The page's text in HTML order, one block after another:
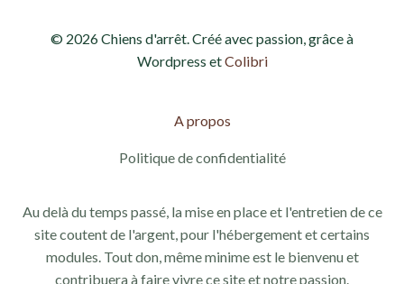
© 2026 Chiens d'arrêt. Créé avec passion, grâce à
Wordpress etColibri
A propos
Politique de confidentialité
Au delà du temps passé, la mise en place et l'entretien de ce
site coutent de l'argent, pour l'hébergement et certains
modules. Tout don, même minime est le bienvenu et
contribuera à faire vivre ce site et notre passion.